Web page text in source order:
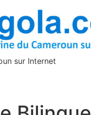
sur Internet